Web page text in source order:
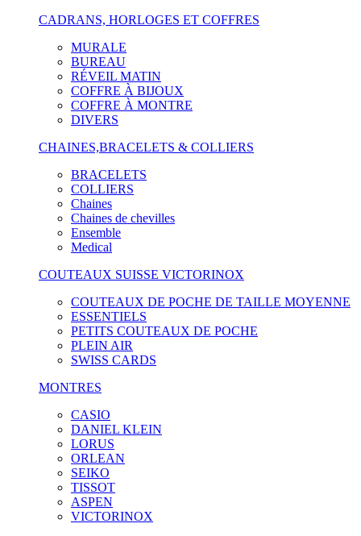
CADRANS, HORLOGES ET COFFRES
MURALE
BUREAU
RÉVEIL MATIN
COFFRE À BIJOUX
COFFRE À MONTRE
DIVERS
CHAINES,BRACELETS & COLLIERS
BRACELETS
COLLIERS
Chaines
Chaines de chevilles
Ensemble
Medical
COUTEAUX SUISSE VICTORINOX
COUTEAUX DE POCHE DE TAILLE MOYENNE
ESSENTIELS
PETITS COUTEAUX DE POCHE
PLEIN AIR
SWISS CARDS
MONTRES
CASIO
DANIEL KLEIN
LORUS
ORLEAN
SEIKO
TISSOT
ASPEN
VICTORINOX